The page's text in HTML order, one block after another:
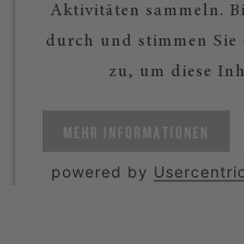
Aktivitäten sammeln.
durch und stimmen Sie
zu, um diese
MEHR INFORMATIONEN
powered by